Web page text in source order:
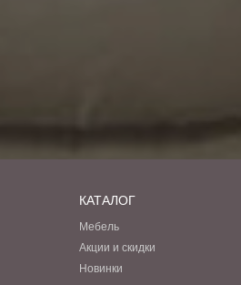
КАТАЛОГ
Мебель
Акции и скидки
Новинки